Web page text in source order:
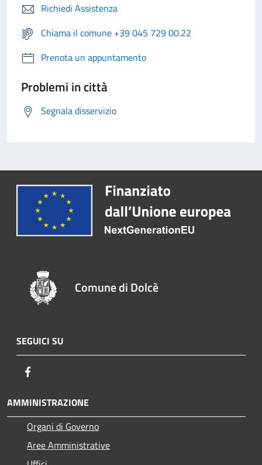
Richiedi Assistenza
Chiama il comune +39 045 729 00.22
Prenota un appuntamento
Problemi in città
Segnala disservizio
Comune di Dolcè
SEGUICI SU
AMMINISTRAZIONE
Organi di Governo
Aree Amministrative